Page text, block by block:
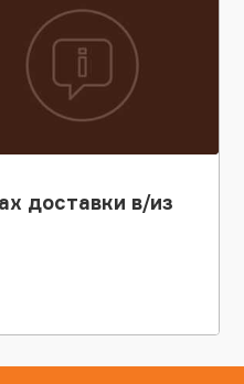
доставки в/из